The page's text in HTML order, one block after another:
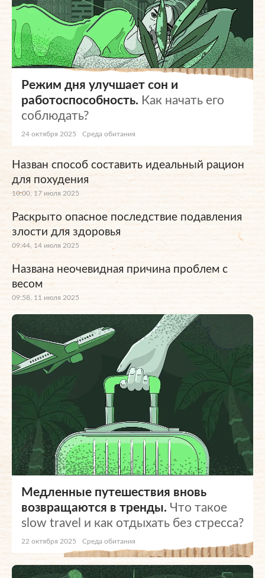
Режим дня улучшает сон и
работоспособность. Как начать его
соблюдать?
24 октября 2025 Среда обитания
Назван способ составить идеальный рацион
для похудения
10:00, 17 июля 2025
Раскрыто опасное последствие подавления
злости для здоровья
09:44, 14 июля 2025
Названа неочевидная причина проблем с
весом
09:58, 11 июля 2025
Медленные путешествия вновь
возвращаются в тренды. Что такое
slow travel и как отдыхать без стресса?
22 октября 2025 Среда обитания